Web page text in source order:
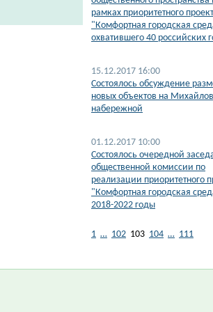
рамках приоритетного
"Комфортная городская
охватившего 40 российских
15.12.2017 16:00
Состоялось обсуждение
новых объектов на
набережной
01.12.2017 10:00
Состоялось очередной
общественной комиссии по
реализации приоритетного
"Комфортная городская
2018-2022 годы
1 … 102 103 104 … 111